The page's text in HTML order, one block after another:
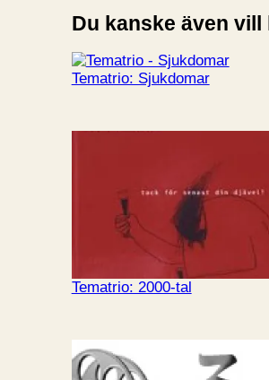
Du kanske även vill
Tematrio: Sjukdomar
Tematrio: 2000-tal